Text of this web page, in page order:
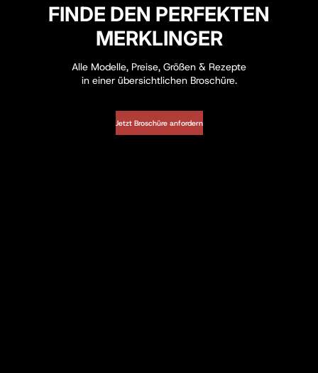
FINDE DEN PERFEKTEN
MERKLINGER
Alle Modelle, Preise, Größen & Rezepte
in einer übersichtlichen Broschüre.
Jetzt Broschüre anfordern